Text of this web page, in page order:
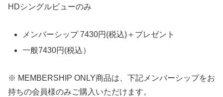
HDシングルビューのみ
メンバーシップ 7430円(税込)＋プレゼント
一般7430円(税込）
※ MEMBERSHIP ONLY商品は、下記メンバーシップをお
持ちの会員様のみご購入いただけます。